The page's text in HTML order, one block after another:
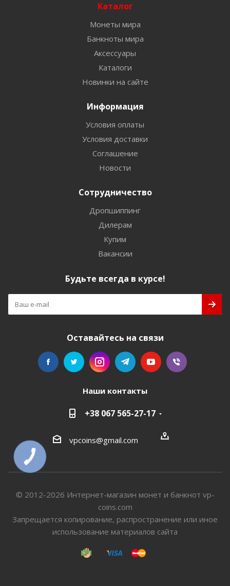
Каталог
Монеты мира
Банкноты мира
Аксессуары
Каталоги
Новинки на сайте
Информация
Условия оплаты
Условия доставки
Соглашение
Новости
Сотрудничество
Дропшиппинг
Дилерам
Купим
Вакансии
Будьте всегда в курсе!
Оставайтесь на связи
Наши контакты
+38 067 565-27-17
vpcoins@gmail.com
© 2012-2026 Интернет-магазин монет и банкнот vp-
coins.com
Запрещается копирование, распространение или иное
использование материалов сайта
КНОПКА
СВЯЗИ